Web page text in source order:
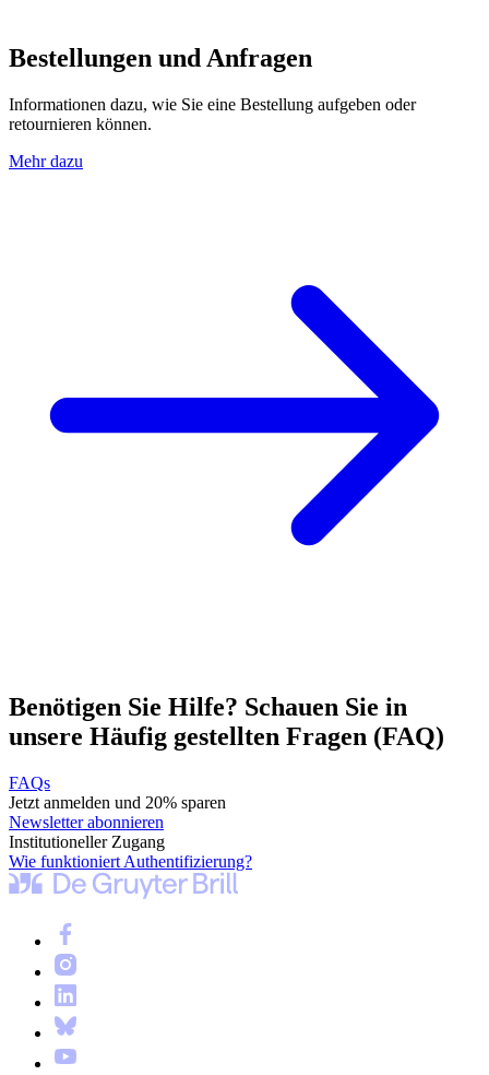
Bestellungen und Anfragen
Informationen dazu, wie Sie eine Bestellung aufgeben oder
retournieren können.
Mehr dazu
Benötigen Sie Hilfe? Schauen Sie in
unsere Häufig gestellten Fragen (FAQ)
FAQs
Jetzt anmelden und 20% sparen
Newsletter abonnieren
Institutioneller Zugang
Wie funktioniert Authentifizierung?